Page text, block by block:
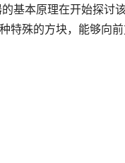
基本原理在开始探讨
特殊的方块，能够向